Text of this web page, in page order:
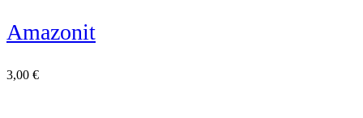
Amazonit
3,00 €